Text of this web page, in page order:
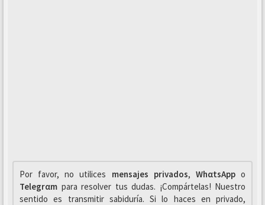
Por favor, no utilices mensajes privados, WhαtsAppo
Telegrαm para resolver tus dudas. ¡Compártelas! Nuestro
sentido es transmitir sabiduría. Si lo haces en privado,